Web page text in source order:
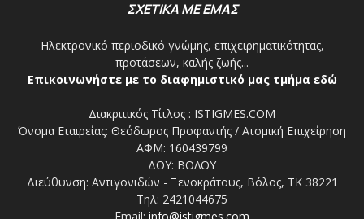
ΣΧΕΤΙΚΑ ΜΕ ΕΜΑΣ
Ηλεκτρονικό περιοδικό γνώμης, επιχειρηματικότητας,
προτάσεων, καλής ζωής...
Επικοινωνήστε με το διαφημιστικό μας τμήμα εδώ
Διακριτικός Τίτλος : ISTIGMES.COM
Όνομα Εταιρείας: Θεόδωρος Προφαντής / Ατομική Επιχείρηση
ΑΦΜ: 160439799
ΔΟΥ: ΒΟΛΟΥ
Διεύθυνση: Αντιγονιδών - Ξενοκράτους, Βόλος, ΤΚ 38221
Τηλ: 2421044675
Email: info@istigmes.com